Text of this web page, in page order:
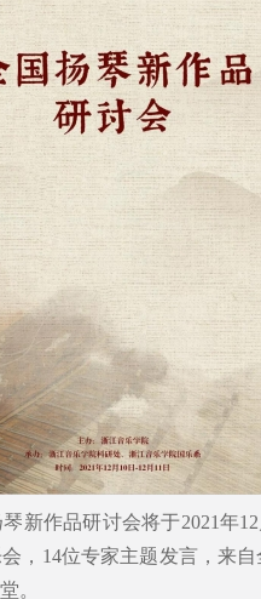
新作品研讨会将于2021年
，14位专家主题发言，来
。